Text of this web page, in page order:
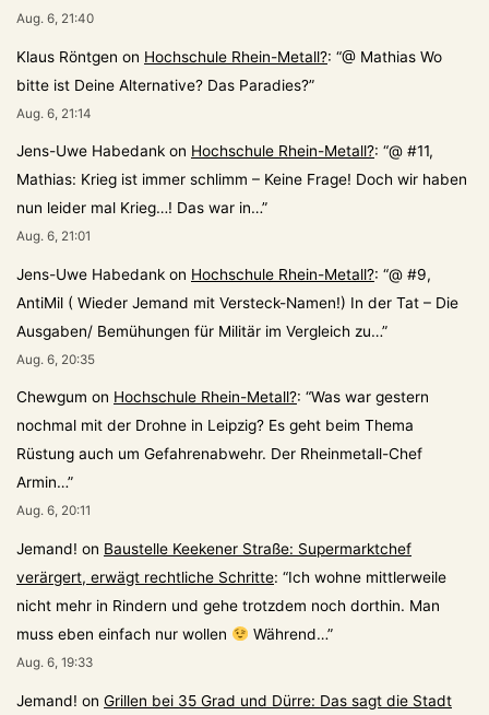
Aug. 6, 21:40
Klaus Röntgen on Hochschule Rhein-Metall?: “@ Mathias Wo
bitte ist Deine Alternative? Das Paradies?”
Aug. 6, 21:14
Jens-Uwe Habedank on Hochschule Rhein-Metall?: “@ #11,
Mathias: Krieg ist immer schlimm – Keine Frage! Doch wir haben
nun leider mal Krieg…! Das war in…”
Aug. 6, 21:01
Jens-Uwe Habedank on Hochschule Rhein-Metall?: “@ #9,
AntiMil ( Wieder Jemand mit Versteck-Namen!) In der Tat – Die
Ausgaben/ Bemühungen für Militär im Vergleich zu…”
Aug. 6, 20:35
Chewgum on Hochschule Rhein-Metall?: “Was war gestern
nochmal mit der Drohne in Leipzig? Es geht beim Thema
Rüstung auch um Gefahrenabwehr. Der Rheinmetall-Chef
Armin…”
Aug. 6, 20:11
Jemand! on Baustelle Keekener Straße: Supermarktchef
verärgert, erwägt rechtliche Schritte: “Ich wohne mittlerweile
nicht mehr in Rindern und gehe trotzdem noch dorthin. Man
muss eben einfach nur wollen
Während…”
Aug. 6, 19:33
Jemand! on Grillen bei 35 Grad und Dürre: Das sagt die Stadt